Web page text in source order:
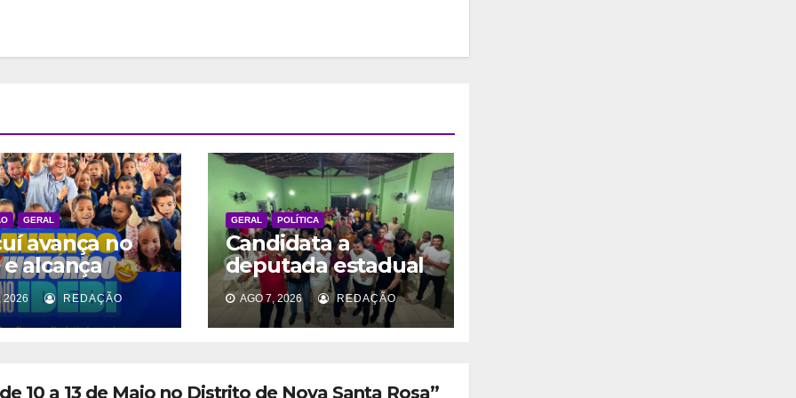
GERAL
avança no
alcança
resultado
histórica
2026 REDAÇÃO
GERAL POLÍTICA
Candidata a
deputada estadual
Elzuila Calisto
participa de
encontro político
AGO 7, 2026 REDAÇÃO
10 a 13 de Maio no Distrito de Nova Santa Rosa”